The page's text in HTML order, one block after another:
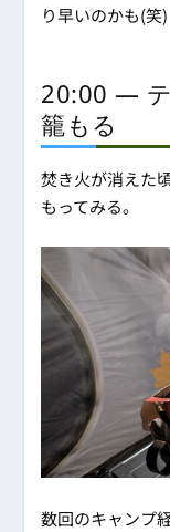
り早いのかも(笑)
20:00 ―
籠もる
焚き火が消えた
もってみる。
数回のキャンプ